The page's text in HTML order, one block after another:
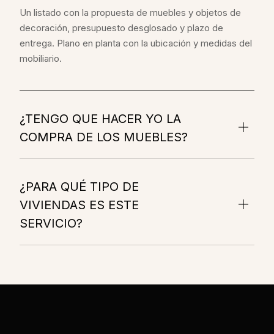
Un listado con la propuesta de muebles y objetos de
decoración, presupuesto desglosado y plazo de
entrega. Plano en planta con la ubicación y medidas del
mobiliario.
¿TENGO QUE HACER YO LA
COMPRA DE LOS MUEBLES?
¿PARA QUÉ TIPO DE
VIVIENDAS ES ESTE
SERVICIO?